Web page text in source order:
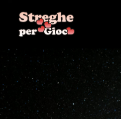
contenuto